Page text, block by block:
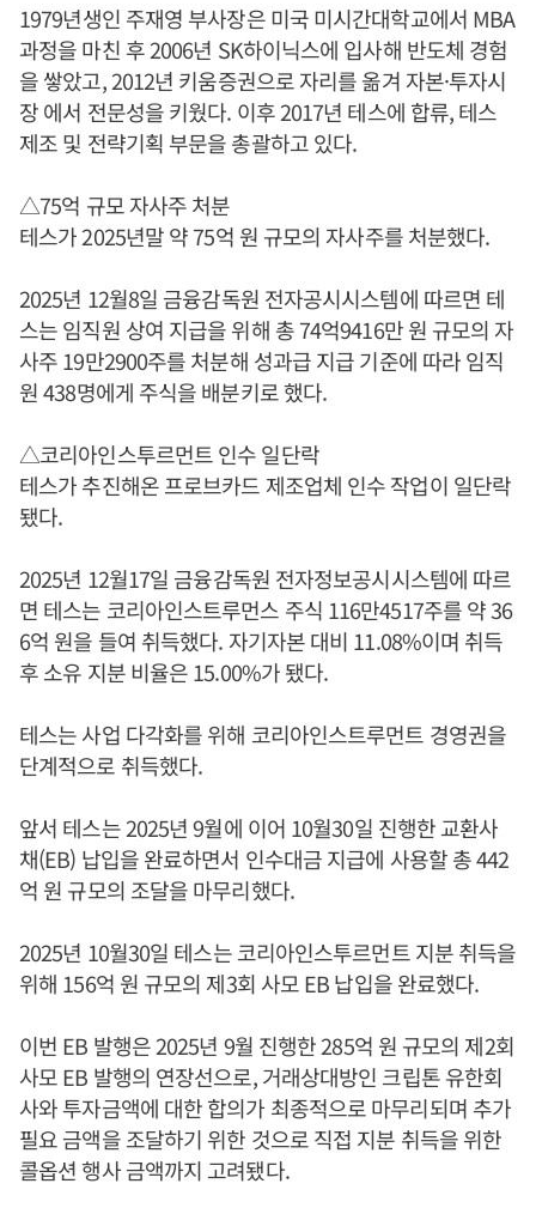
1979년생인 주재영 부사장은 미국 미시간대학교에서 MBA
과정을 마친 후 2006년 SK하이닉스에 입사해 반도체 경험
을 쌓았고, 2012년 키움증권으로 자리를 옮겨 자본·투자시
장 에서 전문성을 키웠다. 이후 2017년 테스에 합류, 테스
제조 및 전략기획 부문을 총괄하고 있다.
△75억 규모 자사주 처분
테스가 2025년말 약 75억 원 규모의 자사주를 처분했다.
2025년 12월8일 금융감독원 전자공시시스템에 따르면 테
스는 임직원 상여 지급을 위해 총 74억9416만 원 규모의 자
사주 19만2900주를 처분해 성과급 지급 기준에 따라 임직
원 438명에게 주식을 배분키로 했다.
△코리아인스투르먼트 인수 일단락
테스가 추진해온 프로브카드 제조업체 인수 작업이 일단락
됐다.
2025년 12월17일 금융감독원 전자정보공시시스템에 따르
면 테스는 코리아인스트루먼스 주식 116만4517주를 약 36
6억 원을 들여 취득했다. 자기자본 대비 11.08%이며 취득
후 소유 지분 비율은 15.00%가 됐다.
테스는 사업 다각화를 위해 코리아인스트루먼트 경영권을
단계적으로 취득했다.
앞서 테스는 2025년 9월에 이어 10월30일 진행한 교환사
채(EB) 납입을 완료하면서 인수대금 지급에 사용할 총 442
억 원 규모의 조달을 마무리했다.
2025년 10월30일 테스는 코리아인스투르먼트 지분 취득을
위해 156억 원 규모의 제3회 사모 EB 납입을 완료했다.
이번 EB 발행은 2025년 9월 진행한 285억 원 규모의 제2회
사모 EB 발행의 연장선으로, 거래상대방인 크립톤 유한회
사와 투자금액에 대한 합의가 최종적으로 마무리되며 추가
필요 금액을 조달하기 위한 것으로 직접 지분 취득을 위한
콜옵션 행사 금액까지 고려됐다.